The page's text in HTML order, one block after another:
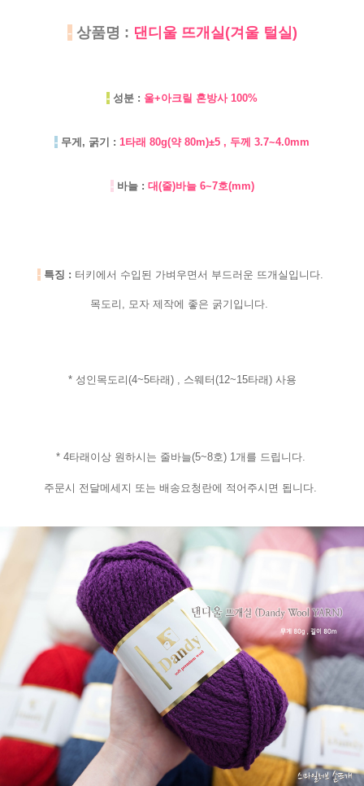
- 상품명 : 댄디울 뜨개실(겨울 털실)
- 성분 : 울+아크릴 혼방사 100%
- 무게, 굵기 : 1타래 80g(약 80m)±5 , 두께 3.7~4.0mm
- 바늘 : 대(줄)바늘 6~7호(mm)
- 특징 : 터키에서 수입된 가벼우면서 부드러운 뜨개실입니다.
목도리, 모자 제작에 좋은 굵기입니다.
* 성인목도리(4~5타래) , 스웨터(12~15타래) 사용
* 4타래이상 원하시는 줄바늘(5~8호) 1개를 드립니다.
주문시 전달메세지 또는 배송요청란에 적어주시면 됩니다.